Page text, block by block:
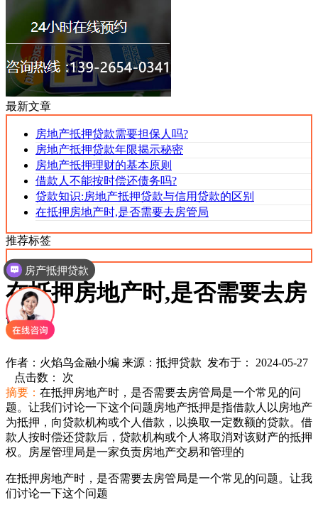
最新文章
房地产抵押贷款需要担保人吗?
房地产抵押贷款年限揭示秘密
房地产抵押理财的基本原则
借款人不能按时偿还债务吗?
贷款知识:房地产抵押贷款与信用贷款的区别
在抵押房地产时,是否需要去房管局
推荐标签
在抵押房地产时,是否需要去房
管局
作者：火焰鸟金融小编 来源：抵押贷款 发布于： 2024-05-27
点击数： 次
摘要： 在抵押房地产时，是否需要去房管局是一个常见的问
题。让我们讨论一下这个问题房地产抵押是指借款人以房地产
为抵押，向贷款机构或个人借款，以换取一定数额的贷款。借
款人按时偿还贷款后，贷款机构或个人将取消对该财产的抵押
权。房屋管理局是一家负责房地产交易和管理的
在抵押房地产时，是否需要去房管局是一个常见的问题。让我
们讨论一下这个问题
房产抵押贷款